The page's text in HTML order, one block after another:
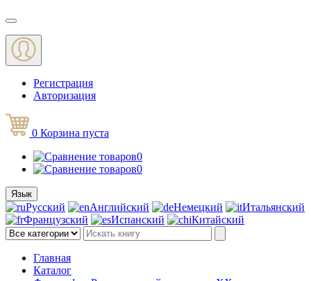
Меню
Регистрация
Авторизация
0 Корзина пуста
0
0
Язык
Русский Английский Немецкий
Итальянский
Французский
Испанский Китайский
Главная
Каталог